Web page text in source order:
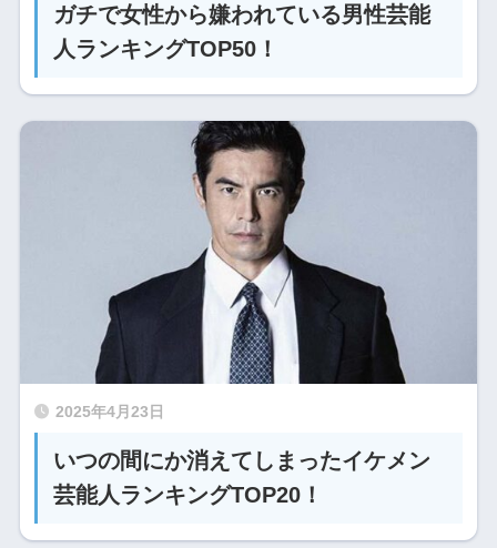
ガチで女性から嫌われている男性芸能
人ランキングTOP50！
2025年4月23日
いつの間にか消えてしまったイケメン
芸能人ランキングTOP20！